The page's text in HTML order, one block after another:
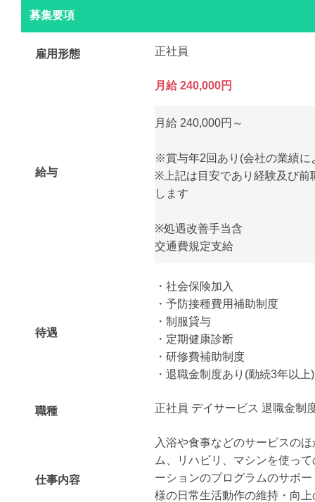
募集要項
雇用形態 正社員
給与
月給 240,000円
月給 240,000円～
※賞与年2回あり(会社の業績に
※上記は目安であり経験及び前
します
※処遇改善手当含
交通費規定支給
待遇
・社会保険加入
・予防接種費用補助制度
・制服貸与
・定期健康診断
・研修費補助制度
・退職金制度あり(勤続3年以上)
職種 正社員 デイサービス 退職金制
仕事内容
入浴や食事などのサービスの
ム、リハビリ、マシンを使っ
ーションのプログラムのサポ
様の日常生活動作の維持・向